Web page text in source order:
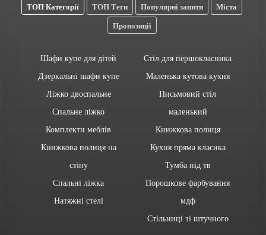
ТОП Категорії ТОП Теги Популярні запити
Міста
Пропозиції
Шафи купе для дітей
Дзеркальні шафи купе
Ліжко двоспальне
Спальне ліжко
Комплекти меблів
Книжкова полиця на
стіну
Спальні ліжка
Натяжні стелі
Стіл для першокласника
Маленька кутова кухня
Письмовий стіл
маленький
Книжкова полиця
Кухня пряма класика
Тумба під тв
Порошкове фарбування
мдф
Стільниці зі штучного